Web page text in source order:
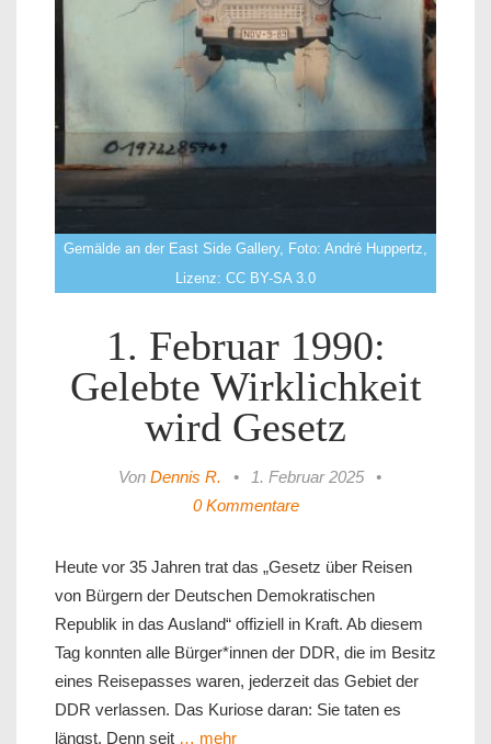
Gemälde an der East Side Gallery, Foto: André Huppertz,
Lizenz: CC BY-SA 3.0
1. Februar 1990:
Gelebte Wirklichkeit
wird Gesetz
Von Dennis R. • 1. Februar 2025
•
0 Kommentare
Heute vor 35 Jahren trat das „Gesetz über Reisen
von Bürgern der Deutschen Demokratischen
Republik in das Ausland“ offiziell in Kraft. Ab diesem
Tag konnten alle Bürger*innen der DDR, die im Besitz
eines Reisepasses waren, jederzeit das Gebiet der
DDR verlassen. Das Kuriose daran: Sie taten es
längst. Denn seit … mehr